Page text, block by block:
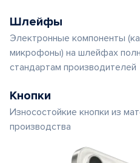
Шлейфы
Электронные компоненты
микрофоны) на шлейфах
стандартам производителей
Кнопки
Износостойкие кнопки из
производства